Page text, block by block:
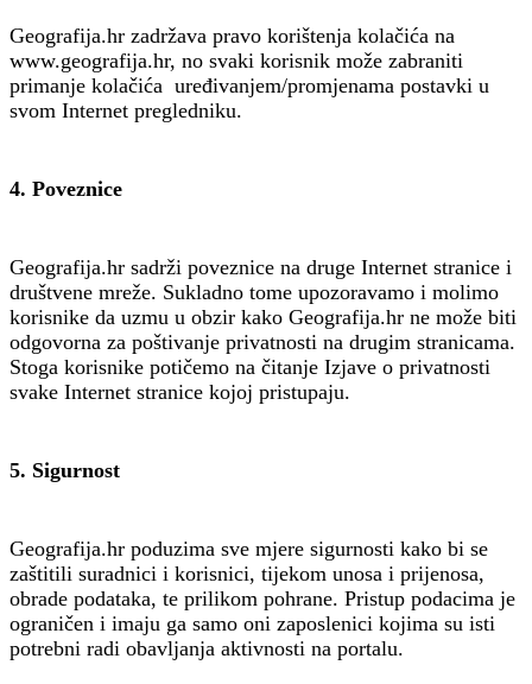
Geografija.hr zadržava pravo korištenja kolačića na
www.geografija.hr, no svaki korisnik može zabraniti
primanje kolačića uređivanjem/promjenama postavki u
svom Internet pregledniku.
4. Poveznice
Geografija.hr sadrži poveznice na druge Internet stranice i
društvene mreže. Sukladno tome upozoravamo i molimo
korisnike da uzmu u obzir kako Geografija.hr ne može biti
odgovorna za poštivanje privatnosti na drugim stranicama.
Stoga korisnike potičemo na čitanje Izjave o privatnosti
svake Internet stranice kojoj pristupaju.
5. Sigurnost
Geografija.hr poduzima sve mjere sigurnosti kako bi se
zaštitili suradnici i korisnici, tijekom unosa i prijenosa,
obrade podataka, te prilikom pohrane. Pristup podacima je
ograničen i imaju ga samo oni zaposlenici kojima su isti
potrebni radi obavljanja aktivnosti na portalu.